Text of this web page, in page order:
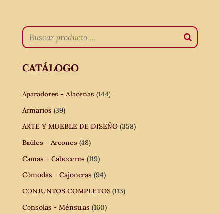
CATÁLOGO
Aparadores - Alacenas (144)
Armarios (39)
ARTE Y MUEBLE DE DISEÑO (358)
Baúles - Arcones (48)
Camas - Cabeceros (119)
Cómodas - Cajoneras (94)
CONJUNTOS COMPLETOS (113)
Consolas - Ménsulas (160)